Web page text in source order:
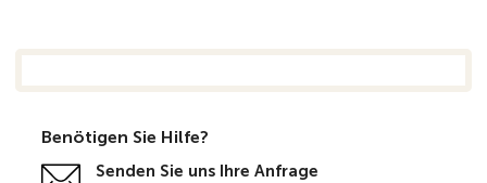
Benötigen Sie Hilfe?
Senden Sie uns Ihre Anfrage